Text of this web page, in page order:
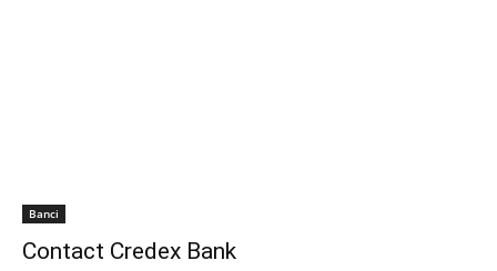
Banci
Contact Credex Bank